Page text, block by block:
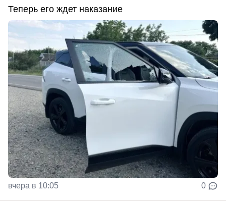
Теперь его ждет наказание
вчера в 10:05 0